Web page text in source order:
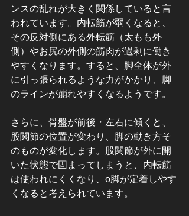
ンスの乱れが大きく関係していると言
われています。内転筋が弱くなると、
その反対側にある外転筋（太もも外
側）やお尻の外側の筋肉が過剰に働き
やすくなります。すると、脚全体が外
に引っ張られるような力がかかり、脚
のラインが崩れやすくなるようです。
さらに、骨盤が前後・左右に傾くと、
股関節の位置が変わり、脚の動き方そ
のものが変化します。股関節が外に開
いた状態で固まってしまうと、内転筋
は使われにくくなり、o脚が定着しやす
くなると考えられています。